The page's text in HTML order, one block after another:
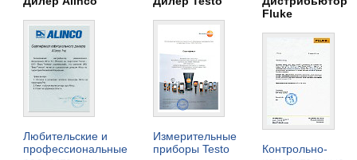
Любительские и
профессиональные
Измерительные
приборы Testo
Fluke
Контрольно-